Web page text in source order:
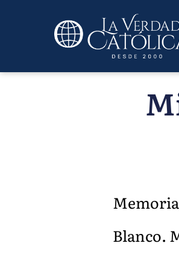
Blanco.